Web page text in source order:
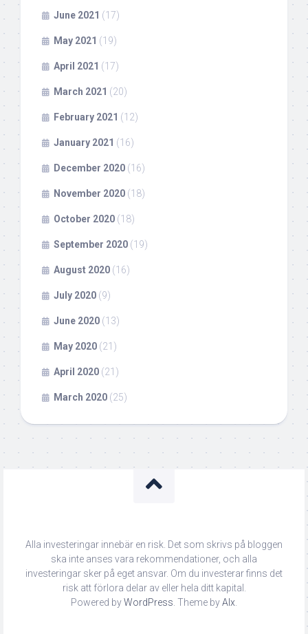
June 2021 (17)
May 2021 (19)
April 2021 (17)
March 2021 (20)
February 2021 (12)
January 2021 (16)
December 2020 (16)
November 2020 (18)
October 2020 (18)
September 2020 (19)
August 2020 (16)
July 2020 (9)
June 2020 (13)
May 2020 (21)
April 2020 (21)
March 2020 (25)
Alla investeringar innebär en risk. Det som skrivs på bloggen
ska inte anses vara rekommendationer, och alla
investeringar sker på eget ansvar. Om du investerar finns det
risk att förlora delar av eller hela ditt kapital.
Powered byWordPress . Theme byAlx